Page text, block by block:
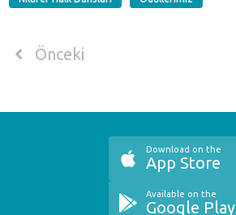
Önceki
Download on the
App Store
Available on the
Google Play